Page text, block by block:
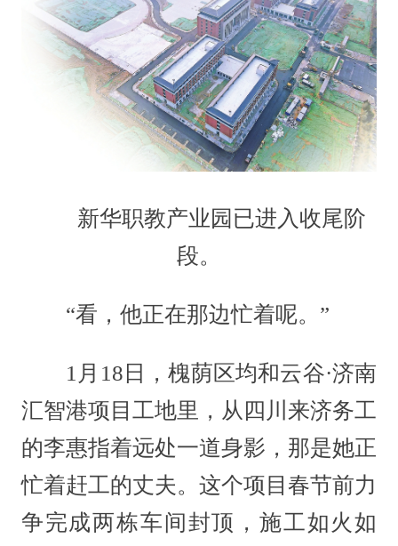
新华职教产业园已进入收尾阶
段。
“看，他正在那边忙着呢。”
1月18日，槐荫区均和云谷·济南
汇智港项目工地里，从四川来济务工
的李惠指着远处一道身影，那是她正
忙着赶工的丈夫。这个项目春节前力
争完成两栋车间封顶，施工如火如